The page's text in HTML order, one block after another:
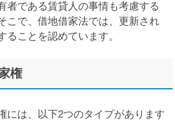
者である賃貸人の事情も考慮する
こで、借地借家法では、更新され
ることを認めています。
権
には、以下2つのタイプがあります